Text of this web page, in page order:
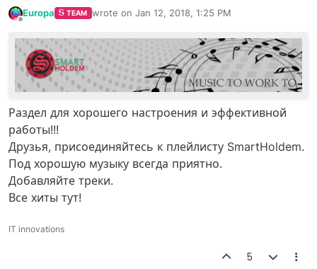
Europa TEAM wrote on Jan 12, 2018, 1:25 PM
last edited by
Раздел для хорошего настроения и эффективной
работы!!!
Друзья, присоединяйтесь к плейлисту SmartHoldem.
Под хорошую музыку всегда приятно.
Добавляйте треки.
Все хиты тут!
IT innovations
5